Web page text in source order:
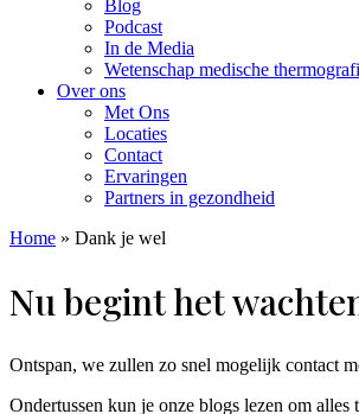
Blog
Podcast
In de Media
Wetenschap medische
Over ons
Met Ons
Locaties
Contact
Ervaringen
Partners in gezondheid
Home » Dank je wel
Nu begint het
Ontspan, we zullen zo snel mogelijk contact
Ondertussen kun je onze blogs lezen om alles